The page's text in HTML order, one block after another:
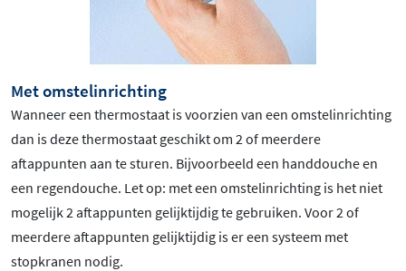
Met omstelinrichting
Wanneer een thermostaat is voorzien van een omstelinrichting
dan is deze thermostaat geschikt om 2 of meerdere
aftappunten aan te sturen. Bijvoorbeeld een handdouche en
een regendouche. Let op: met een omstelinrichting is het niet
mogelijk 2 aftappunten gelijktijdig te gebruiken. Voor 2 of
meerdere aftappunten gelijktijdig is er een systeem met
stopkranen nodig.